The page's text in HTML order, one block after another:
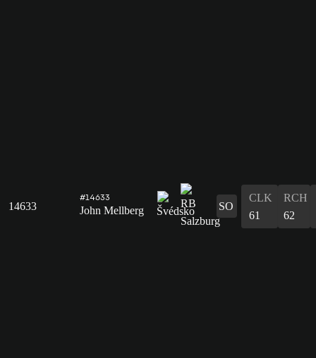
14633
#14633
John Mellberg SO
CLK
61
RCH
62